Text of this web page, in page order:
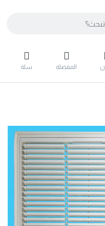
المفضلة سلة